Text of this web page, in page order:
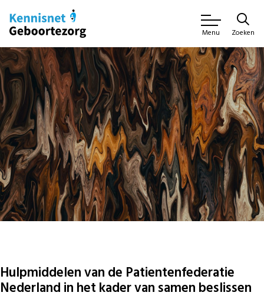
Menu Zoeken
Hulpmiddelen van de Patientenfederatie
Nederland in het kader van samen beslissen